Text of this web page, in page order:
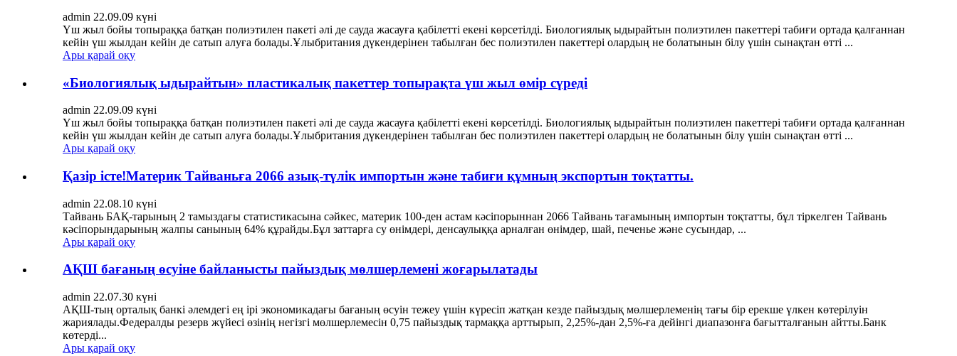
admin 22.09.09 күні
Үш жыл бойы топыраққа батқан полиэтилен пакеті әлі де сауда жасауға қабілетті екені көрсетілді. Биологиялық ыдырайтын полиэтилен пакеттері табиғи ортада қалғаннан
кейін үш жылдан кейін де сатып алуға болады.Ұлыбритания дүкендерінен табылған бес полиэтилен пакеттері олардың не болатынын білу үшін сынақтан өтті ...
Ары қарай оқу
«Биологиялық ыдырайтын» пластикалық пакеттер топырақта үш жыл өмір сүреді
admin 22.09.09 күні
Үш жыл бойы топыраққа батқан полиэтилен пакеті әлі де сауда жасауға қабілетті екені көрсетілді. Биологиялық ыдырайтын полиэтилен пакеттері табиғи ортада қалғаннан
кейін үш жылдан кейін де сатып алуға болады.Ұлыбритания дүкендерінен табылған бес полиэтилен пакеттері олардың не болатынын білу үшін сынақтан өтті ...
Ары қарай оқу
Қазір істе!Материк Тайваньға 2066 азық-түлік импортын және табиғи құмның экспортын тоқтатты.
admin 22.08.10 күні
Тайвань БАҚ-тарының 2 тамыздағы статистикасына сәйкес, материк 100-ден астам кәсіпорыннан 2066 Тайвань тағамының импортын тоқтатты, бұл тіркелген Тайвань
кәсіпорындарының жалпы санының 64% құрайды.Бұл заттарға су өнімдері, денсаулыққа арналған өнімдер, шай, печенье және сусындар, ...
Ары қарай оқу
АҚШ бағаның өсуіне байланысты пайыздық мөлшерлемені жоғарылатады
admin 22.07.30 күні
АҚШ-тың орталық банкі әлемдегі ең ірі экономикадағы бағаның өсуін тежеу ​​үшін күресіп жатқан кезде пайыздық мөлшерлеменің тағы бір ерекше үлкен көтерілуін
жариялады.Федералды резерв жүйесі өзінің негізгі мөлшерлемесін 0,75 пайыздық тармаққа арттырып, 2,25%-дан 2,5%-ға дейінгі диапазонға бағытталғанын айтты.Банк
көтерді...
Ары қарай оқу